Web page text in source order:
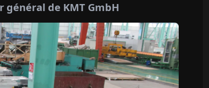
de KMT GmbH